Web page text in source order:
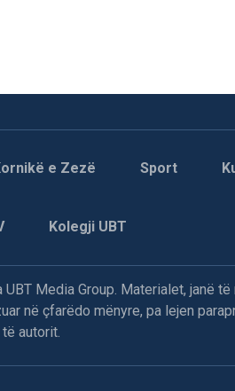
e Zezë Sport
Kolegji UBT
Media Group. Materialet, janë
në çfarëdo mënyre, pa lejen
autorit.